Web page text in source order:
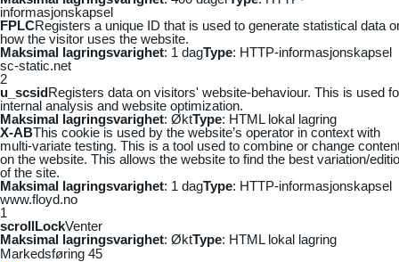
informasjonskapsel
FPLCRegisters a unique ID that is used to generate statistical data
how the visitor uses the website.
Maksimal lagringsvarighet: 1 dagType: HTTP-informasjonskapsel
sc-static.net
2
u_scsidRegisters data on visitors' website-behaviour. This is used
internal analysis and website optimization.
Maksimal lagringsvarighet: ØktType: HTML lokal lagring
X-ABThis cookie is used by the website’s operator in context with
multi-variate testing. This is a tool used to combine or change
on the website. This allows the website to find the best variation/
of the site.
Maksimal lagringsvarighet: 1 dagType: HTTP-informasjonskapsel
www.floyd.no
1
scrollLockVenter
Maksimal lagringsvarighet: ØktType: HTML lokal lagring
Markedsføring 45